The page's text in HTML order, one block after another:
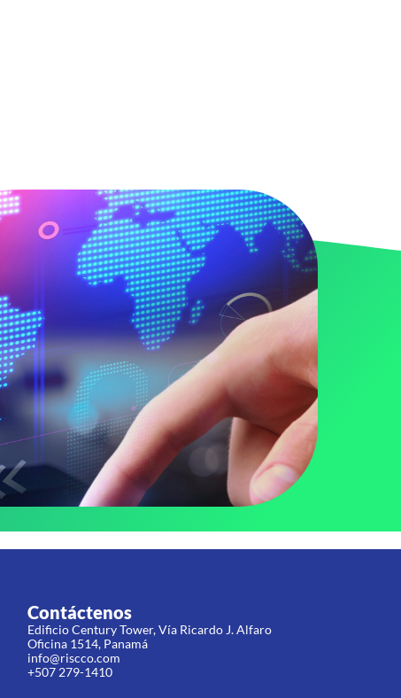
Contáctenos
Edificio Century Tower, Vía Ricardo J. Alfaro
Oficina 1514, Panamá
info@riscco.com
+507 279-1410